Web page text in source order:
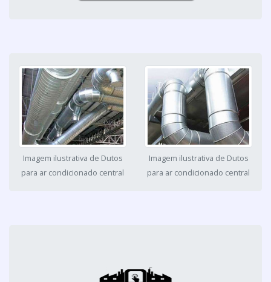
Imagem ilustrativa de Dutos
para ar condicionado central
Imagem ilustrativa de Dutos
para ar condicionado central